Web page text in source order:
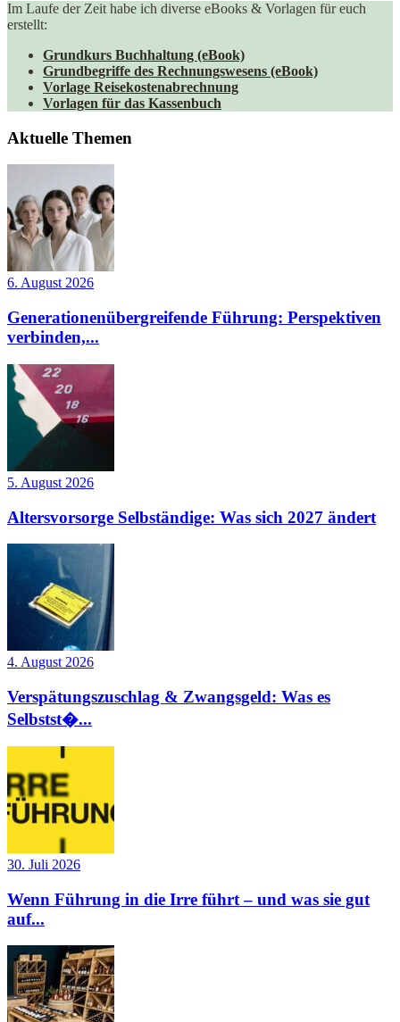
Im Laufe der Zeit habe ich diverse eBooks & Vorlagen für euch
erstellt:
Grundkurs Buchhaltung (eBook)
Grundbegriffe des Rechnungswesens (eBook)
Vorlage Reisekostenabrechnung
Vorlagen für das Kassenbuch
Aktuelle Themen
6. August 2026
Generationenübergreifende Führung: Perspektiven
verbinden,...
5. August 2026
Altersvorsorge Selbständige: Was sich 2027 ändert
4. August 2026
Verspätungszuschlag & Zwangsgeld: Was es
Selbstst�...
30. Juli 2026
Wenn Führung in die Irre führt – und was sie gut
auf...